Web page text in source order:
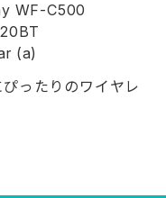
WF-C500
(a)
ったりのワイヤレ